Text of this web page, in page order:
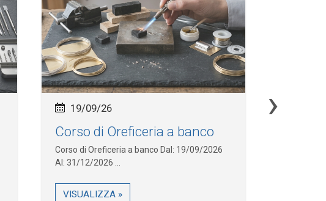
Corso di Oreficeria a banco
Corso di Oreficeria a banco Dal: 19/09/2026
Al: 31/12/2026 ...
VISUALIZZA »
19/09/26 ›